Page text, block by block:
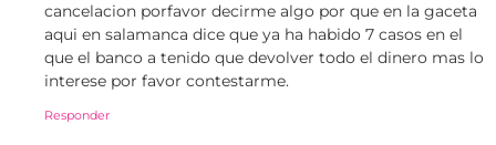
cancelacion porfavor decirme algo por que en la gaceta
aqui en salamanca dice que ya ha habido 7 casos en el
que el banco a tenido que devolver todo el dinero mas lo
interese por favor contestarme.
Responder